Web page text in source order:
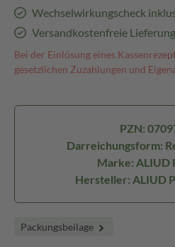
Wechselwirkungscheck
Versandkostenfreie Lieferung
Bei der Einlösung eines
gesetzlichen Zuzahlungen und
PZN:
Darreichungsform:
Marke: ALIUD
Hersteller: ALIUD
Packungsbeilage